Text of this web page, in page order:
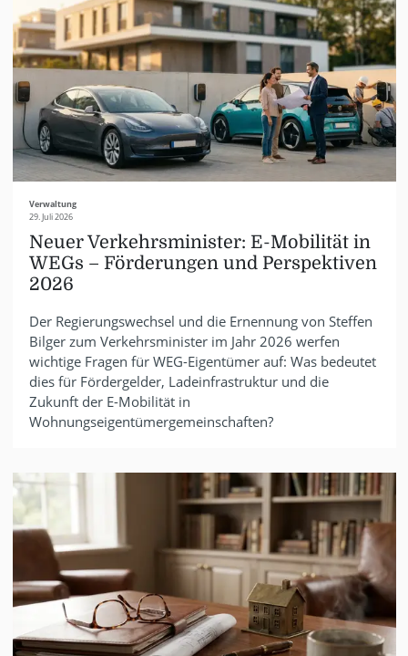
Verwaltung
29. Juli 2026
Neuer Verkehrsminister: E-Mobilität in
WEGs – Förderungen und Perspektiven
2026
Der Regierungswechsel und die Ernennung von Steffen
Bilger zum Verkehrsminister im Jahr 2026 werfen
wichtige Fragen für WEG-Eigentümer auf: Was bedeutet
dies für Fördergelder, Ladeinfrastruktur und die
Zukunft der E-Mobilität in
Wohnungseigentümergemeinschaften?